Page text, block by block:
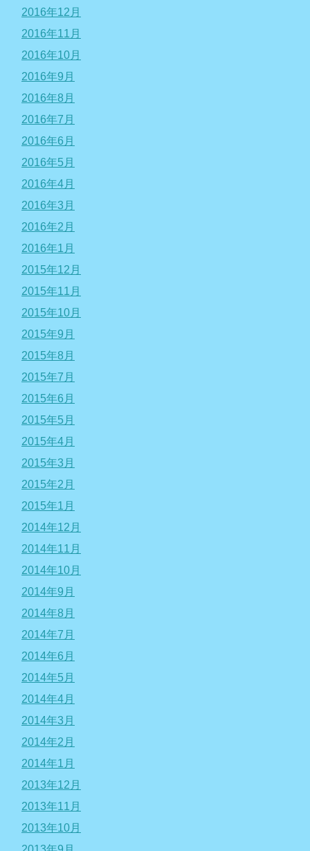
2016年12月
2016年11月
2016年10月
2016年9月
2016年8月
2016年7月
2016年6月
2016年5月
2016年4月
2016年3月
2016年2月
2016年1月
2015年12月
2015年11月
2015年10月
2015年9月
2015年8月
2015年7月
2015年6月
2015年5月
2015年4月
2015年3月
2015年2月
2015年1月
2014年12月
2014年11月
2014年10月
2014年9月
2014年8月
2014年7月
2014年6月
2014年5月
2014年4月
2014年3月
2014年2月
2014年1月
2013年12月
2013年11月
2013年10月